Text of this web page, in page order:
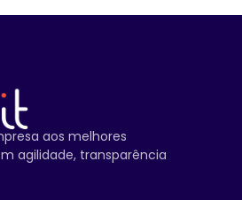
aos melhores
agilidade, transparência